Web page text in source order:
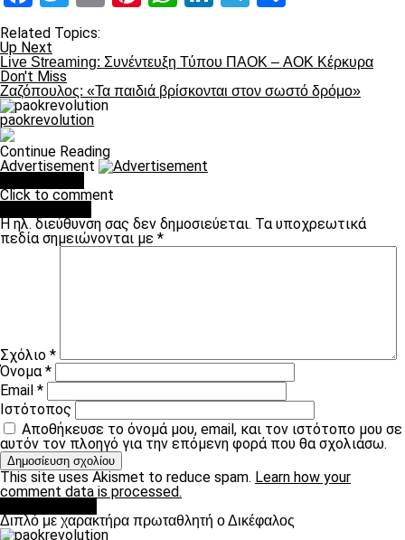
Related Topics:
Up Next
Live Streaming: Συνέντευξη Τύπου ΠΑΟΚ – AOK Κέρκυρα
Don't Miss
Ζαζόπουλος: «Τα παιδιά βρίσκονται στον σωστό δρόμο»
paokrevolution
Continue Reading
Advertisement
Click to comment
Η ηλ. διεύθυνση σας δεν δημοσιεύεται. Τα υποχρεωτικά
πεδία σημειώνονται με *
Σχόλιο *
Όνομα*
Email *
Ιστότοπος
Αποθήκευσε το όνομά μου, email, και τον ιστότοπο μου σε
αυτόν τον πλοηγό για την επόμενη φορά που θα σχολιάσω.
This site uses Akismet to reduce spam. Learn how your
comment data is processed.
Διπλό με χαρακτήρα πρωταθλητή ο Δικέφαλος